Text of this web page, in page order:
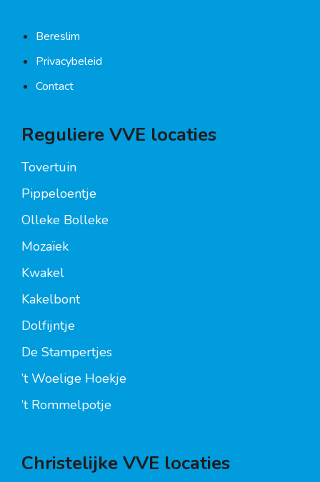
Bereslim
Privacybeleid
Contact
Reguliere VVE locaties
Tovertuin
Pippeloentje
Olleke Bolleke
Mozaïek
Kwakel
Kakelbont
Dolfijntje
De Stampertjes
’t Woelige Hoekje
’t Rommelpotje
Christelijke VVE locaties